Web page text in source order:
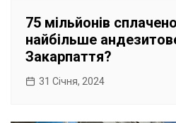
75 мільйонів
найбільше
Закарпаття?
31 Січня, 2024